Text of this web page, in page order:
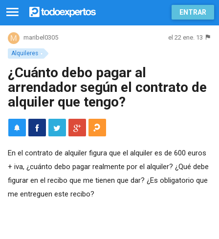
ENTRAR
Alquileres
maribel0305 el 22 ene. 13
¿Cuánto debo pagar al
arrendador según el contrato de
alquiler que tengo?
En el contrato de alquiler figura que el alquiler es de 600 euros
+ iva, ¿cuánto debo pagar realmente por el alquiler? ¿Qué debe
figurar en el recibo que me tienen que dar? ¿Es obligatorio que
me entreguen este recibo?